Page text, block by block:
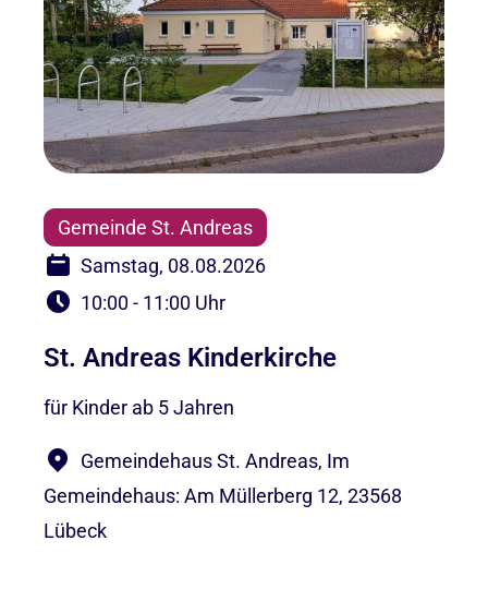
Gemeinde St. Andreas
Samstag, 08.08.2026
10:00 - 11:00 Uhr
St. Andreas Kinderkirche
für Kinder ab 5 Jahren
Gemeindehaus St. Andreas, Im
Gemeindehaus: Am Müllerberg 12, 23568
Lübeck